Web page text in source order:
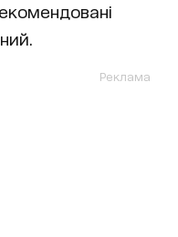
Реклама